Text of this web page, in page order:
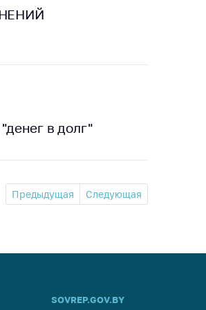
в долг"
Предыдущая Следующая
SOVREP.GOV.BY